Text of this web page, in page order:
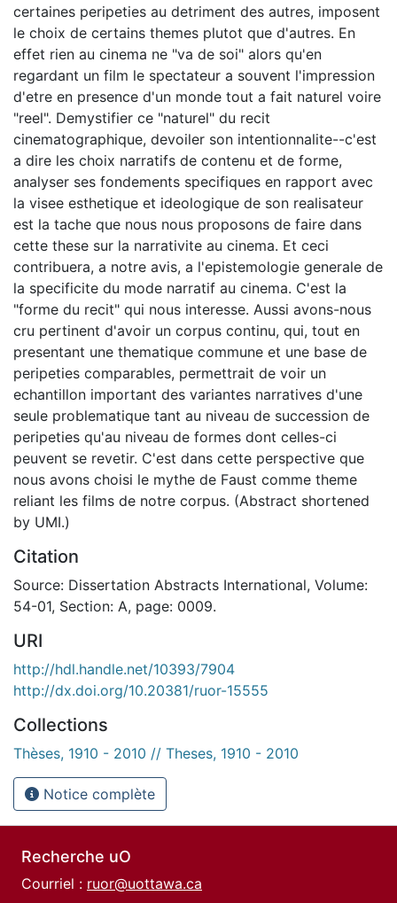
certaines peripeties au detriment des autres, imposent
le choix de certains themes plutot que d'autres. En
effet rien au cinema ne "va de soi" alors qu'en
regardant un film le spectateur a souvent l'impression
d'etre en presence d'un monde tout a fait naturel voire
"reel". Demystifier ce "naturel" du recit
cinematographique, devoiler son intentionnalite--c'est
a dire les choix narratifs de contenu et de forme,
analyser ses fondements specifiques en rapport avec
la visee esthetique et ideologique de son realisateur
est la tache que nous nous proposons de faire dans
cette these sur la narrativite au cinema. Et ceci
contribuera, a notre avis, a l'epistemologie generale de
la specificite du mode narratif au cinema. C'est la
"forme du recit" qui nous interesse. Aussi avons-nous
cru pertinent d'avoir un corpus continu, qui, tout en
presentant une thematique commune et une base de
peripeties comparables, permettrait de voir un
echantillon important des variantes narratives d'une
seule problematique tant au niveau de succession de
peripeties qu'au niveau de formes dont celles-ci
peuvent se revetir. C'est dans cette perspective que
nous avons choisi le mythe de Faust comme theme
reliant les films de notre corpus. (Abstract shortened
by UMI.)
Citation
Source: Dissertation Abstracts International, Volume:
54-01, Section: A, page: 0009.
URI
http://hdl.handle.net/10393/7904
http://dx.doi.org/10.20381/ruor-15555
Collections
Thèses, 1910 - 2010 // Theses, 1910 - 2010
Notice complète
Recherche uO
Courriel : ruor@uottawa.ca